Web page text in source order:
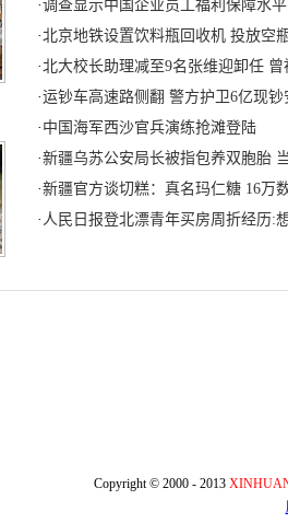
·调查显示中国企业员工福利保障水
·北京地铁设置饮料瓶回收机 投放空
·北大校长助理减至9名张维迎卸任 曾
·运钞车高速路侧翻 警方护卫6亿现钞
· 中国海军西沙官兵演练抢滩登陆
·新疆乌苏公安局长被指包养双胞胎
·新疆官方谈切糕：真名玛仁糖 16万
· 人民日报登北漂青年买房周折经历:
Copyright © 2000 - 2013